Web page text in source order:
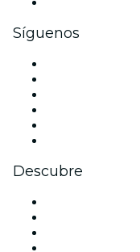
Síguenos
Descubre